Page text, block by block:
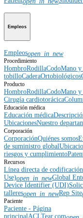
Empleos
Empleosopen_in_new
Procedimiento
HombroRodillaCodoMano y
tobilloCaderaOrtobiológicos
Producto
HombroRodillaCodoMano y
Cirugía cardiotorácica
Educación médica
Educación médica
UbicacionesNuestro
Corporación
CorporaciónQuiénes somos
de suministro global
riesgos y cumplimiento
Recursos
Línea directa de codificación
Use)open_in_newGlobal
Device Identifier (UDI)
talleresopen_in_newRep Site
Paciente
Paciente - Página
principal ACLTear.com